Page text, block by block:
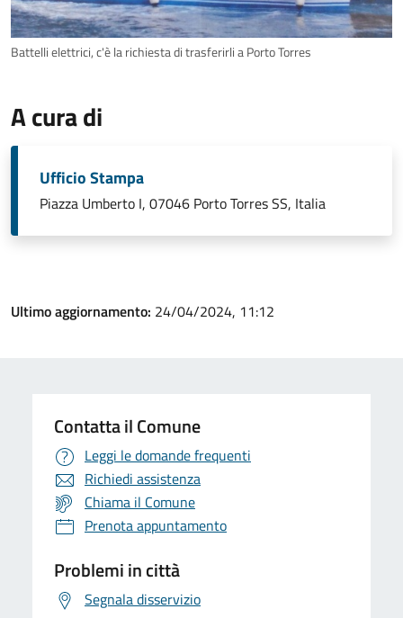
Battelli elettrici, c'è la richiesta di trasferirli a Porto Torres
A cura di
Ufficio Stampa
Piazza Umberto I, 07046 Porto Torres SS, Italia
Ultimo aggiornamento: 24/04/2024, 11:12
Contatta il Comune
Leggi le domande frequenti
Richiedi assistenza
Chiama il Comune
Prenota appuntamento
Problemi in città
Segnala disservizio